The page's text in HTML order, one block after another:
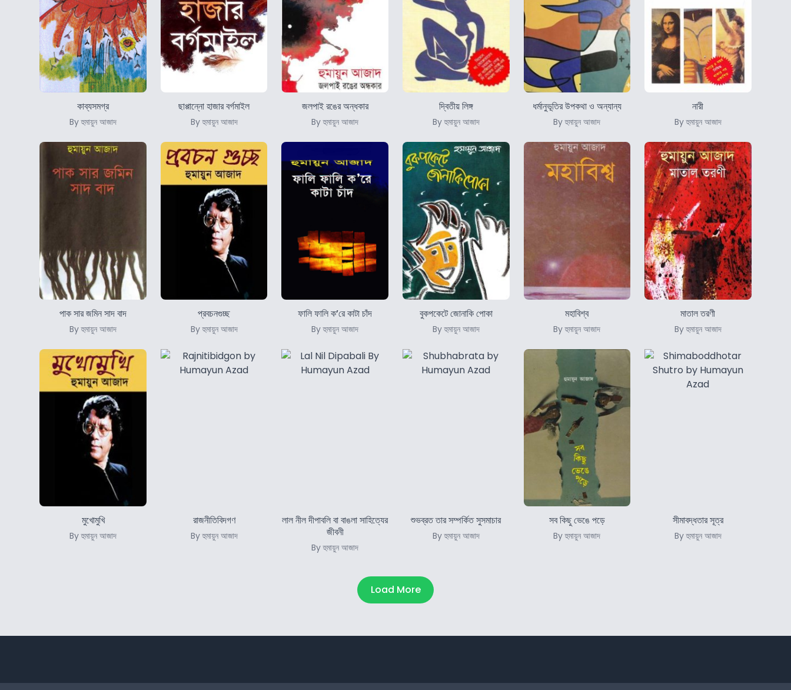
কাব্যসমগ্র
By হুমায়ুন আজাদ
ছাপ্পান্নো হাজার বর্গমাইল
By হুমায়ুন আজাদ
জলপাই রঙের অন্ধকার
By হুমায়ুন আজাদ
দ্বিতীয় লিঙ্গ
By হুমায়ুন আজাদ
ধর্মানুভূতির উপকথা ও অন্যান্য
By হুমায়ুন আজাদ
নারী
By হুমায়ুন আজাদ
পাক সার জমিন সাদ বাদ
By হুমায়ুন আজাদ
প্রবচনগুচ্ছ
By হুমায়ুন আজাদ
ফালি ফালি ক’রে কাটা চাঁদ
By হুমায়ুন আজাদ
বুকপকেটে জোনাকি পোকা
By হুমায়ুন আজাদ
মহাবিশ্ব
By হুমায়ুন আজাদ
মাতাল তরণী
By হুমায়ুন আজাদ
মুখোমুখি
By হুমায়ুন আজাদ
রাজনীতিবিদগণ
By হুমায়ুন আজাদ
লাল নীল দীপাবলি বা বাঙলা সাহিত্যের
জীবনী
By হুমায়ুন আজাদ
শুভব্রত তার সম্পর্কিত সুসমাচার
By হুমায়ুন আজাদ
সব কিছু ভেঙে পড়ে
By হুমায়ুন আজাদ
সীমাবদ্ধতার সূত্র
By হুমায়ুন আজাদ
Load More